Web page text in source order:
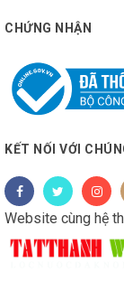
CHỨNG NHẬN
KẾT NỐI VỚI
Website cùng hệ